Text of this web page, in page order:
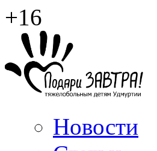
+16
Новости